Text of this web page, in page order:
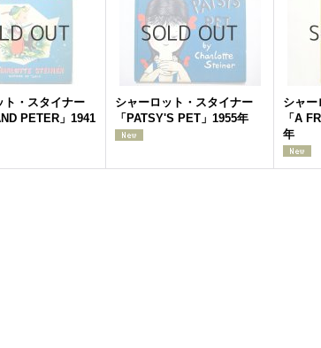
ト・スタイナー
PETER」1941
シャーロット・スタイナー
「PATSY'S PET」1955年
シャー
「A
年